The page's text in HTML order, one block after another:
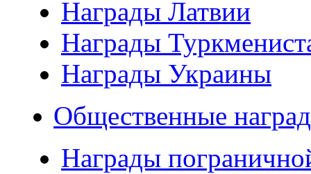
Награды Латвии
Награды
Награды Украины
Общественные
Награды